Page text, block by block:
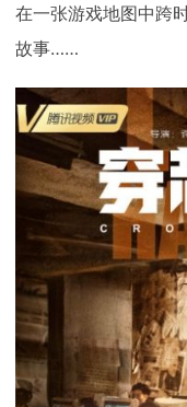
在一张游戏地图中跨
故事……